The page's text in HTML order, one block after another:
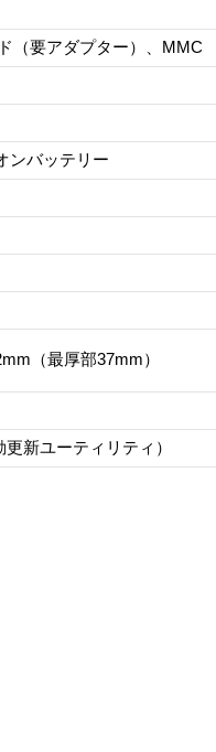
（要アダプター）、MMC
ンバッテリー
（最厚部37mm）
新ユーティリティ）